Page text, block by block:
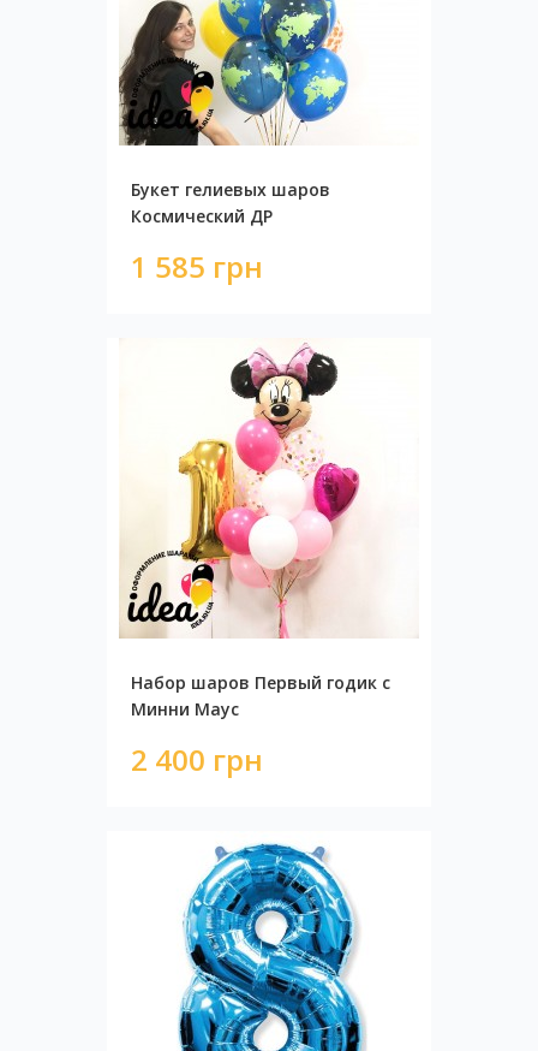
Букет гелиевых шаров
Космический ДР
1 585 грн
Набор шаров Первый годик с
Минни Маус
2 400 грн